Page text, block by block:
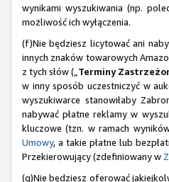
wynikami wyszukiwania (np.
możliwość ich wyłączenia.
(f)Nie będziesz licytować ani
innych znaków towarowych
z tych słów („ Terminy
w inny sposób uczestniczyć w
wyszukiwarce stanowiłaby
nabywać płatne reklamy w
kluczowe (tzn. w ramach
Umowy, a takie płatne lub
Przekierowujący (zdefiniowany w
(g)Nie będziesz oferować